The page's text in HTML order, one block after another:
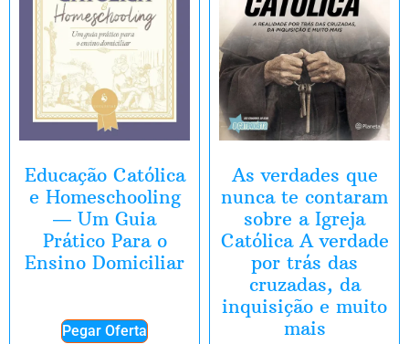
Educação Católica
e Homeschooling
― Um Guia
Prático Para o
Ensino Domiciliar
Pegar Oferta
As verdades que
nunca te contaram
sobre a Igreja
Católica A verdade
por trás das
cruzadas, da
inquisição e muito
mais